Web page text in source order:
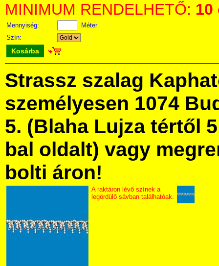
MINIMUM RENDELHETŐ: 10
Mennyiség:
Méter
Szín:
Kosárba
Strassz szalag
személyesen 1074
5. (Blaha Lujza tértől
bal oldalt) vagy
bolti áron!
A raktáron lévő színek a
legördülő sávban találhatóak.